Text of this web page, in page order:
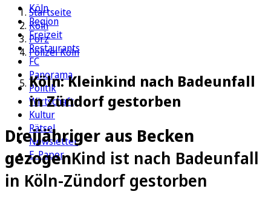
Köln
Region
Freizeit
Restaurants
FC
Panorama
Politik
Wirtschaft
Kultur
Rätsel
Newsletter
E-Paper
Startseite
Köln
Porz
Polizei Köln
Köln: Kleinkind nach Badeunfall
in Zündorf gestorben
Dreijähriger aus Becken
gezogenKind ist nach Badeunfall
in Köln-Zündorf gestorben